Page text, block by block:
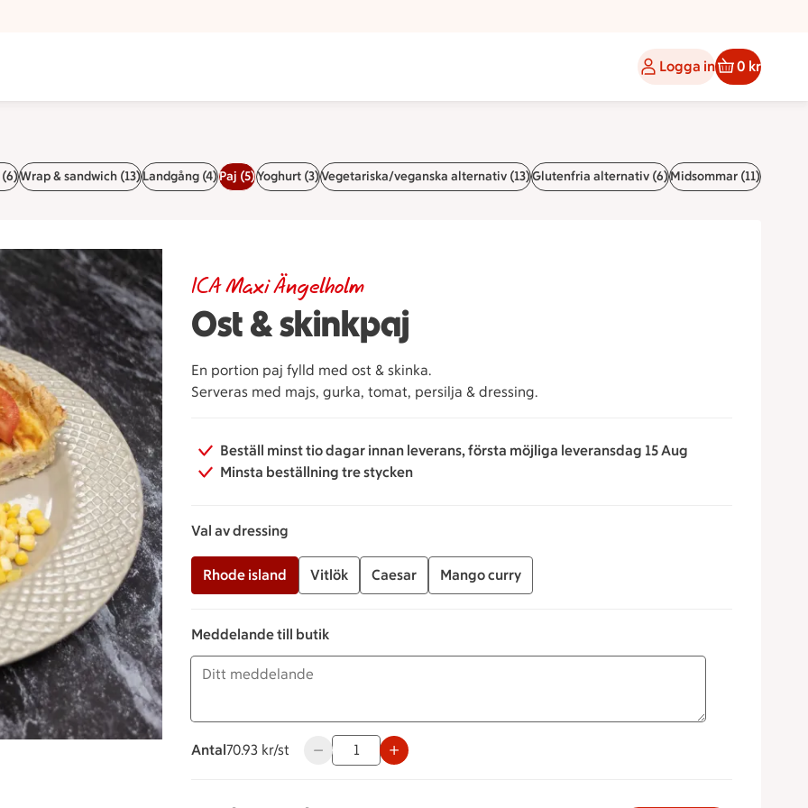
Logga in 0 kr
Wrap & sandwich (13)Landgång (4)Paj (5)Yoghurt (3)Vegetariska/veganska alternativ (13)Glutenfria alternativ (6)Midsommar (11)
Ost & skinkpaj
ICA Maxi Ängelholm
En portion paj fylld med ost & skinka.
Serveras med majs, gurka, tomat, persilja & dressing.
Beställ minst tio dagar innan leverans, första möjliga leveransdag 15 Aug
Minsta beställning tre stycken
Val av dressing
Rhode island Vitlök Caesar Mango curry
Meddelande till butik
Antal
70.93 kronor styck
70.93 kr/st Använd knapparna för att minska eller öka värdet, eller ange ett värde